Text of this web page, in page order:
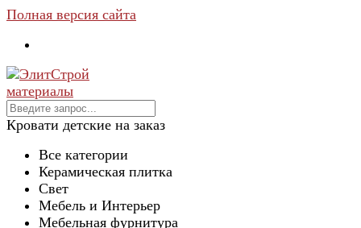
Полная версия сайта
Кровати детские на заказ
Все категории
Керамическая плитка
Свет
Мебель и Интерьер
Мебельная фурнитура